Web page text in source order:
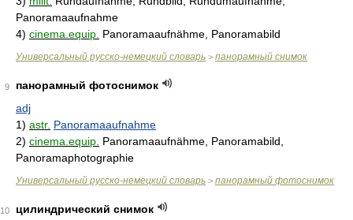
Panoramaaufnahme
4) cinema.equip. Panoramaaufnähme, Panoramabild
Универсальный русско-немецкий словарь > панорамный снимок
9
панорамный фотоснимок
adj
1) astr. Panoramaaufnahme
2) cinema.equip. Panoramaaufnähme, Panoramabild,
Panoramaphotographie
Универсальный русско-немецкий словарь > панорамный фотоснимок
10
цилиндрический снимок